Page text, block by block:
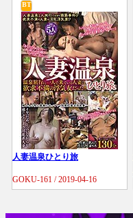
BT
人妻温泉ひとり旅
GOKU-161 / 2019-04-16